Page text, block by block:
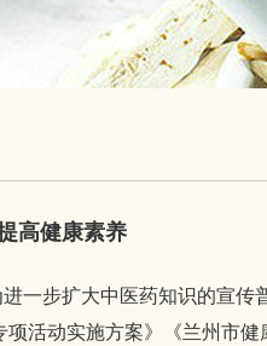
高健康素养
步扩大中医药知识的宣传
活动实施方案》《兰州市